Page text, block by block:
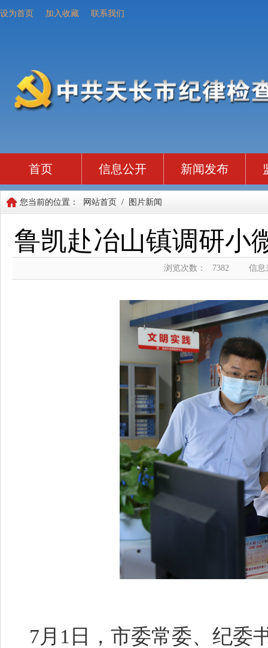
设为首页 加入收藏 联系我们
首页 信息公开 新闻发布
您当前的位置： 网站首页 / 图片新闻
鲁凯赴冶山镇调研小
浏览次数： 7382 信息
7月1日，市委常委、纪委